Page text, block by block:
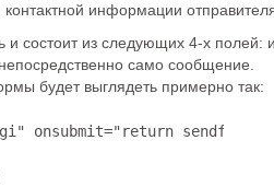
информации
состоит из следующих 4-х полей:
само сообщение.
будет выглядеть примерно так: